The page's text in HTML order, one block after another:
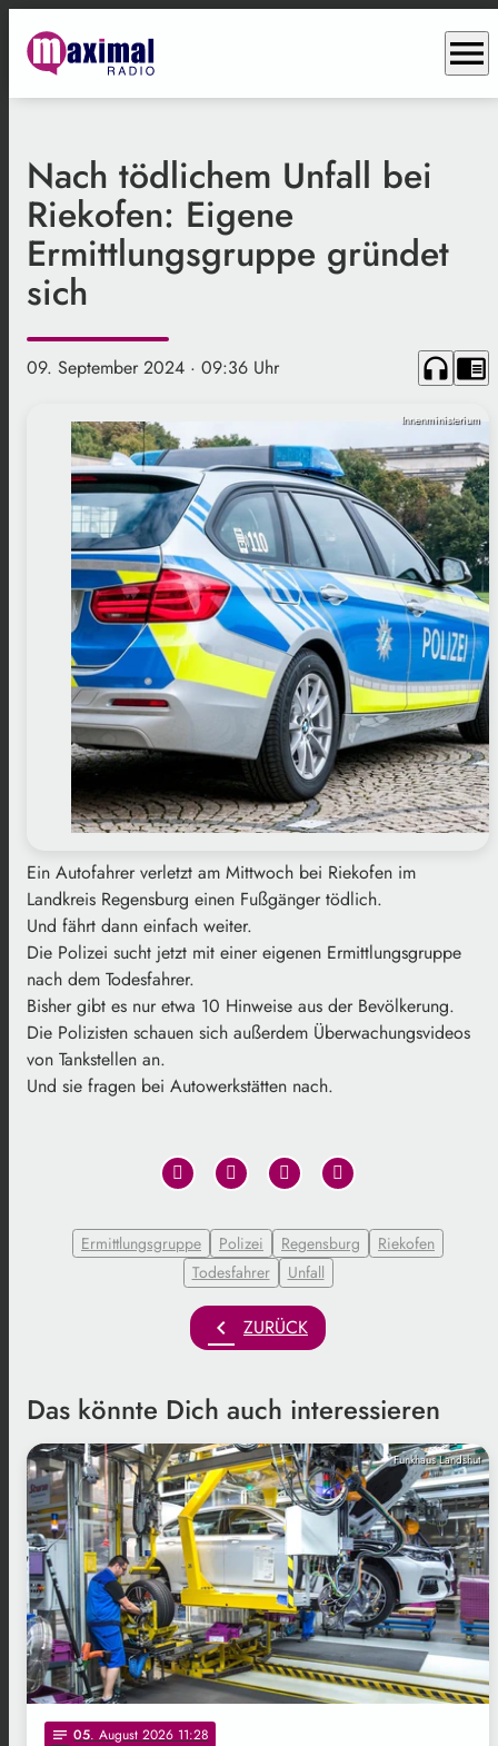
menu
Nach tödlichem Unfall bei
Riekofen: Eigene
Ermittlungsgruppe gründet
sich
09. September 2024 · 09:36 Uhr headphones chrome_reader_mode
Innenministerium
Ein Autofahrer verletzt am Mittwoch bei Riekofen im
Landkreis Regensburg einen Fußgänger tödlich.
Und fährt dann einfach weiter.
Die Polizei sucht jetzt mit einer eigenen Ermittlungsgruppe
nach dem Todesfahrer.
Bisher gibt es nur etwa 10 Hinweise aus der Bevölkerung.
Die Polizisten schauen sich außerdem Überwachungsvideos
von Tankstellen an.
Und sie fragen bei Autowerkstätten nach.
Ermittlungsgruppe Polizei Regensburg
Riekofen
Todesfahrer
Unfall
chevron_left ZURÜCK
Das könnte Dich auch interessieren
Funkhaus Landshut
notes 05. August 2026 11:28